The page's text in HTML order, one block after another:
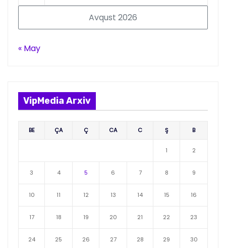
Avqust 2026
« May
VipMedia Arxiv
BE ÇA Ç CA C Ş B
1 2
3 4 5 6 7 8 9
10 11 12 13 14 15 16
17 18 19 20 21 22 23
24 25 26 27 28 29 30